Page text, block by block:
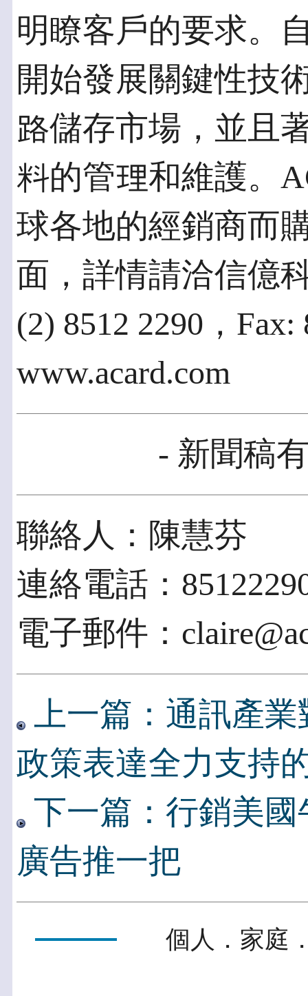
明瞭客戶的要求。
開始發展關鍵性技
路儲存市場，並且
料的管理和維護。
球各地的經銷商而
面，詳情請洽信億
(2) 8512 2290，
www.acard.com
- 新聞稿
聯絡人：陳慧芬
連絡電話：
電子郵件：
上一篇：通訊產
政策表達全力支持
下一篇：行銷美國
廣告推一把
個人．家庭